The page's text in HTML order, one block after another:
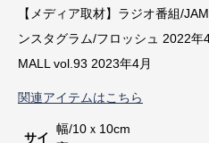
【メディア取材】ラジオ番組/
ンスタグラム/フロッシュ 2022
MALL vol.93 2023年4月
関連アイテムはこちら
サイ
幅/10ｘ10cm